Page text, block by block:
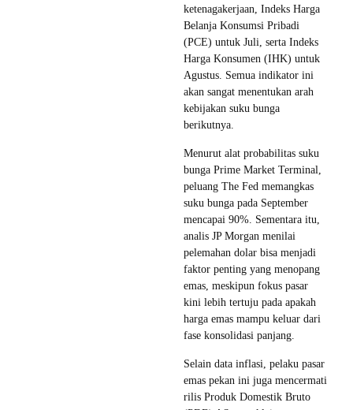
ketenagakerjaan, Indeks Harga
Belanja Konsumsi Pribadi
(PCE) untuk Juli, serta Indeks
Harga Konsumen (IHK) untuk
Agustus. Semua indikator ini
akan sangat menentukan arah
kebijakan suku bunga
berikutnya.
Menurut alat probabilitas suku
bunga Prime Market Terminal,
peluang The Fed memangkas
suku bunga pada September
mencapai 90%. Sementara itu,
analis JP Morgan menilai
pelemahan dolar bisa menjadi
faktor penting yang menopang
emas, meskipun fokus pasar
kini lebih tertuju pada apakah
harga emas mampu keluar dari
fase konsolidasi panjang.
Selain data inflasi, pelaku pasar
emas pekan ini juga mencermati
rilis Produk Domestik Bruto